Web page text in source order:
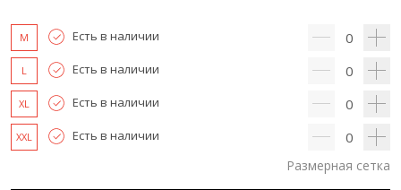
M Есть в наличии 0
L Есть в наличии 0
XL Есть в наличии 0
XXL Есть в наличии 0
Размерная сетка